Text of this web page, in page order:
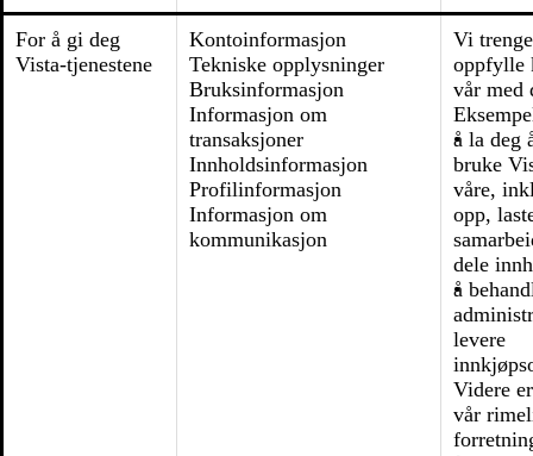
For å gi deg
Vista-tjenestene
Kontoinformasjon
Tekniske opplysninger
Bruksinformasjon
Informasjon om
transaksjoner
Innholdsinformasjon
Profilinformasjon
Informasjon om
kommunikasjon
Vi
oppfylle
vår med
å la deg
bruke
våre,
opp,
dele
å
levere
Videre
vår